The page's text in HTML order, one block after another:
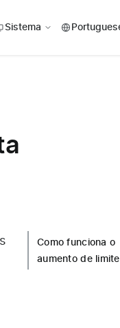
Sistema
Como funciona o
aumento de limite